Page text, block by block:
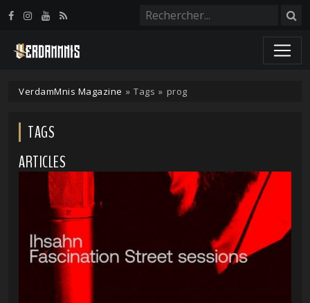
VerdamMnis Magazine » Tags » prog
TAGS
ARTICLES
Panneau de gestion des cookies